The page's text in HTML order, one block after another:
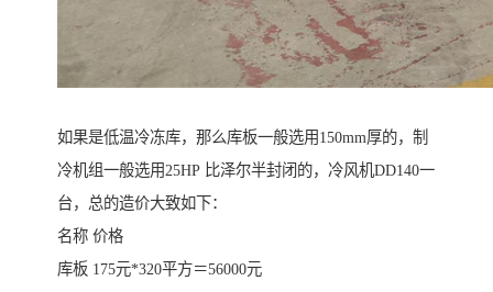
如果是低温冷冻库，那么库板一般选用150mm厚的，制
冷机组一般选用25HP 比泽尔半封闭的，冷风机DD140一
台，总的造价大致如下：
名称 价格
库板 175元*320平方＝56000元